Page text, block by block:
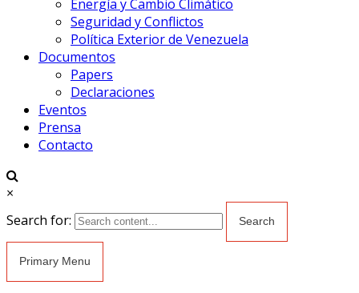
Energía y Cambio Climático
Seguridad y Conflictos
Política Exterior de Venezuela
Documentos
Papers
Declaraciones
Eventos
Prensa
Contacto
×
Search for:
Primary Menu